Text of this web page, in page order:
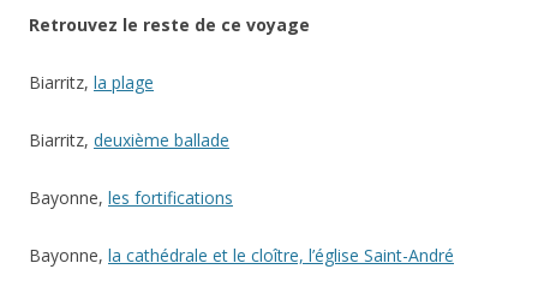
Retrouvez le reste de ce voyage
Biarritz, la plage
Biarritz, deuxième ballade
Bayonne, les fortifications
Bayonne, la cathédrale et le cloître, l’église Saint-André